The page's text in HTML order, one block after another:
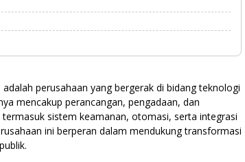
perusahaan yang bergerak di bidang teknologi
mencakup perancangan, pengadaan, dan
sistem keamanan, otomasi, serta integrasi
ini berperan dalam mendukung transformasi